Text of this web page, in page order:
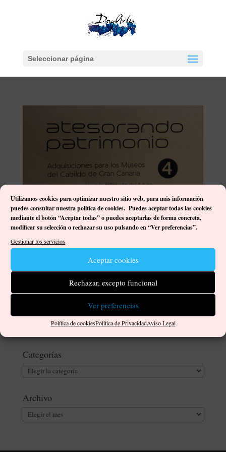
Utilizamos cookies para optimizar nuestro sitio web, para más información
puedes consultar nuestra política de cookies. Puedes aceptar todas las cookies
mediante el botón “Aceptar todas” o puedes aceptarlas de forma concreta,
modificar su selección o rechazar su uso pulsando en “Ver preferencias”.
Gestionar los servicios
Aceptar cookies
Rechazar, excepto funcional
Ver preferencias
Política de cookiesPolítica de PrivacidadAviso Legal
Seleccionar página
Atesorando Patrimonio 4
porDamián José Ortega Gutiérrez
isla de Gran Canaria. «Atesorando Patrimonio 4» es una
Canaria, de ver de cerca las adquisiciones realizadas por el
Cabildo Insular para su red de...
Categorías
Categorías
Archivo
Archivo